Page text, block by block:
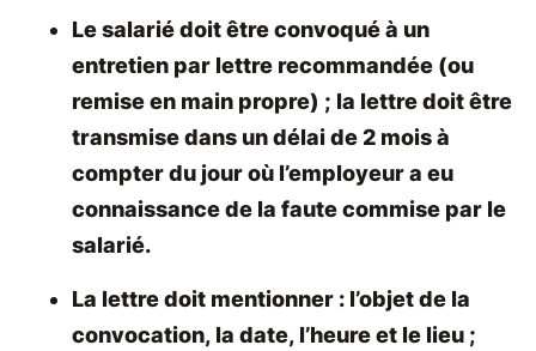
Le salarié doit être convoqué à un
entretien par lettre recommandée (ou
remise en main propre) ; la lettre doit être
transmise dans un délai de 2 mois à
compter du jour où l’employeur a eu
connaissance de la faute commise par le
salarié.
La lettre doit mentionner : l’objet de la
convocation, la date, l’heure et le lieu ;